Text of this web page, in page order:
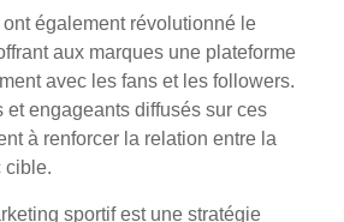
également révolutionné le
aux marques une plateforme
avec les fans et les followers.
et engageants diffusés sur ces
à renforcer la relation entre la
cible.
sportif est une stratégie